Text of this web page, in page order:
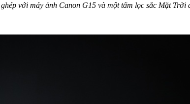
với máy ảnh Canon G15 và một tấm lọc sắc Mặt Trời